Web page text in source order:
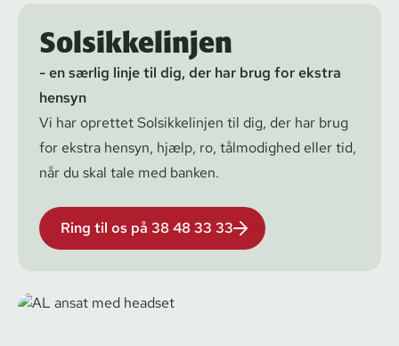
Solsikkelinjen
- en særlig linje til dig, der har brug for ekstra
hensyn
Vi har oprettetSolsikkelinjen til dig, der har brug
for ekstra hensyn, hjælp, ro, tålmodighed eller tid,
når du skal tale med banken.
Ring til os på 38 48 33 33